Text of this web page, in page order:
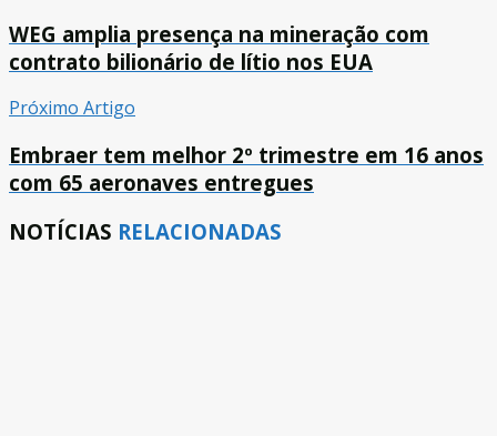
WEG amplia presença na mineração com
contrato bilionário de lítio nos EUA
Próximo Artigo
Embraer tem melhor 2º trimestre em 16 anos
com 65 aeronaves entregues
NOTÍCIAS RELACIONADAS